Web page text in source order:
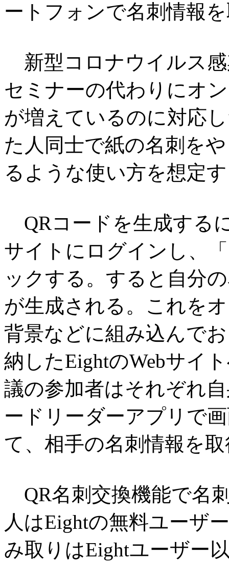
ートフォンで名刺情報
新型コロナウイルス
セミナーの代わりにオ
が増えているのに対応
た人同士で紙の名刺を
るような使い方を想定
QRコードを生成する
サイトにログインし、
ックする。すると自分
が生成される。これを
背景などに組み込んで
納したEightのWebサイ
議の参加者はそれぞれ
ードリーダーアプリで
て、相手の名刺情報を
QR名刺交換機能で名
人はEightの無料ユーザ
み取りはEightユーザー